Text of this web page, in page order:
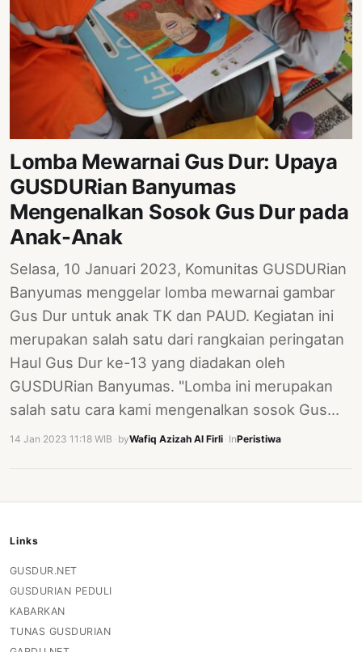
Lomba Mewarnai Gus Dur: Upaya
GUSDURian Banyumas
Mengenalkan Sosok Gus Dur pada
Anak-Anak
Selasa, 10 Januari 2023, Komunitas GUSDURian
Banyumas menggelar lomba mewarnai gambar
Gus Dur untuk anak TK dan PAUD. Kegiatan ini
merupakan salah satu dari rangkaian peringatan
Haul Gus Dur ke-13 yang diadakan oleh
GUSDURian Banyumas. "Lomba ini merupakan
salah satu cara kami mengenalkan sosok Gus…
14 Jan 2023 11:18 WIB byWafiq Azizah Al Firli InPeristiwa
Links
GUSDUR.NET
GUSDURIAN PEDULI
KABARKAN
TUNAS GUSDURIAN